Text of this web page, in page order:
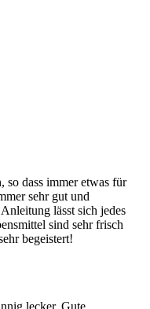
so dass immer etwas für
sehr gut und
lässt sich jedes
sind sehr frisch
begeistert!
lecker. Gute